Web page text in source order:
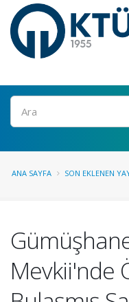
Ara
ANA SAYFA SON EKLENEN
Mevkii'nde